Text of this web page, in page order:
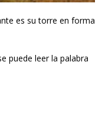
es su torre en forma
puede leer la palabra